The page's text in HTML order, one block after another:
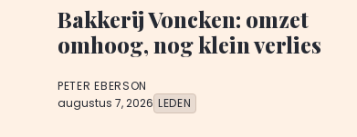
Bakkerij Voncken: omzet
omhoog, nog klein verlies
PETER EBERSON
augustus 7, 2026 LEDEN